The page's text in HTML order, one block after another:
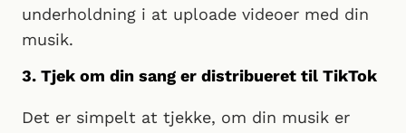
underholdning i at uploade videoer med din
musik.
3. Tjek om din sang er distribueret til TikTok
Det er simpelt at tjekke, om din musik er